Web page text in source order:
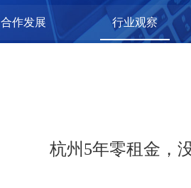
合作发展 行业观察
杭州5年零租金，